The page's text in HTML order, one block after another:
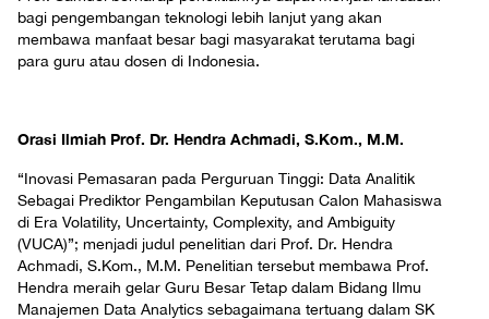
bagi pengembangan teknologi lebih lanjut yang akan
membawa manfaat besar bagi masyarakat terutama bagi
para guru atau dosen di Indonesia.
Orasi Ilmiah Prof. Dr. Hendra Achmadi, S.Kom., M.M.
“Inovasi Pemasaran pada Perguruan Tinggi: Data Analitik
Sebagai Prediktor Pengambilan Keputusan Calon Mahasiswa
di Era Volatility, Uncertainty, Complexity, and Ambiguity
(VUCA)”; menjadi judul penelitian dari Prof. Dr. Hendra
Achmadi, S.Kom., M.M. Penelitian tersebut membawa Prof.
Hendra meraih gelar Guru Besar Tetap dalam Bidang Ilmu
Manajemen Data Analytics sebagaimana tertuang dalam SK